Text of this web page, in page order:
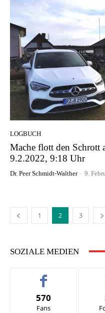
LOGBUCH
Mache flott den Schrott
9.2.2022, 9:18 Uhr
Dr. Peer Schmidt-Walther - 9.
1 2 3
SOZIALE MEDIEN
570
Fans